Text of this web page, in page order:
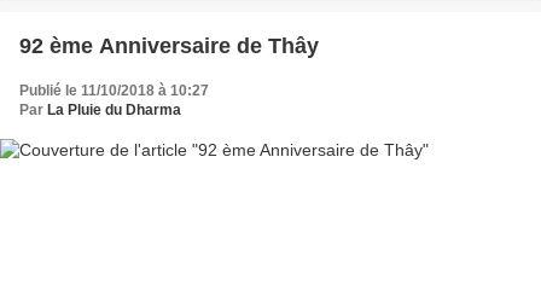
92 ème Anniversaire de Thây
Publié le 11/10/2018 à 10:27
Par La Pluie du Dharma